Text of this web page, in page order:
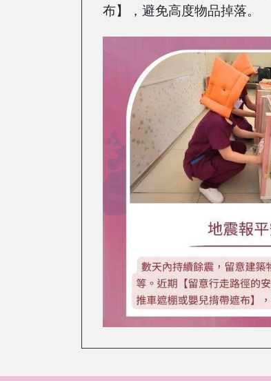
布】，避免高度物品掉落。